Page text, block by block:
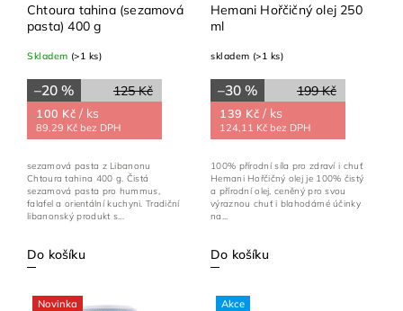
Chtoura tahina (sezamová
pasta) 400 g
Skladem (>1 ks)
125 Kč
–20 %
100 Kč / ks
89,29 Kč bez DPH
Do košíku
sezamová pasta z Libanonu
Chtoura tahina 400 g. Čistá
sezamová pasta pro hummus,
falafel a orientální kuchyni. Tradiční
libanonský produkt s...
Hemani Hořčičný olej 250
ml
skladem (>1 ks)
199 Kč
–30 %
139 Kč / ks
124,11 Kč bez DPH
Do košíku
100% přírodní síla pro zdraví i chuť
Hemani Hořčičný olej je 100% čistý
a přírodní olej, ceněný pro svou
výraznou chuť i blahodárné účinky
na...
Novinka
Akce